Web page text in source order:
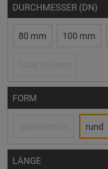
DURCHMESSER (DN)
80 mm 100 mm
FORM
rund
LÄNGE